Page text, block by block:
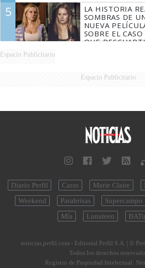
5
LA HISTORIA
SOMBRAS DE
NUEVA
SOBRE EL
QUE
Espacio Publicitario
Espacio Publicitario
Diario Perfil Caras Marie Claire
Weekend
Parabrisas Supercampo
Mía
Lunateen
noticias.perfil.com - Editorial Perfil S.A. | ©
Todos los derechos
Registro de Propiedad Intelectual: